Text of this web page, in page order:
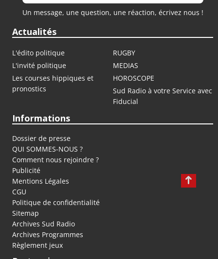
Un message, une question, une réaction, écrivez nous !
Actualités
L'édito politique
RUGBY
L'invité politique
MEDIAS
Les courses hippiques et
pronostics
HOROSCOPE
Sud Radio à votre Service avec
Fiducial
Informations
Dossier de presse
QUI SOMMES-NOUS ?
Comment nous rejoindre ?
Publicité
Mentions Légales
CGU
Politique de confidentialité
Sitemap
Archives Sud Radio
Archives Programmes
Règlement jeux